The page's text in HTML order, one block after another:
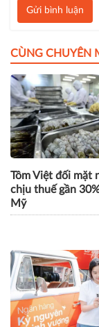
Gửi bình luận
CÙNG CHUYÊN
Tôm Việt đối mặt
chịu thuế gần
Mỹ